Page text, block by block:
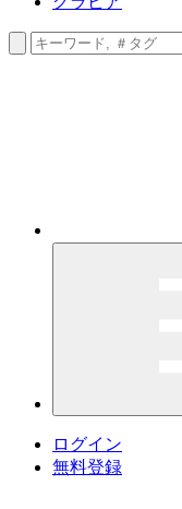
ログイン
無料登録